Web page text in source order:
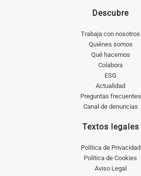
Descubre
Trabaja con nosotros
Quiénes somos
Qué hacemos
Colabora
ESG
Actualidad
Preguntas frecuentes
Canal de denuncias
Textos legales
Política de Privacidad
Política de Cookies
Aviso Legal